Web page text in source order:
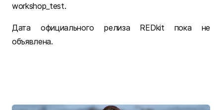
workshop_test.
Дата официального релиза REDkit пока не
объявлена.